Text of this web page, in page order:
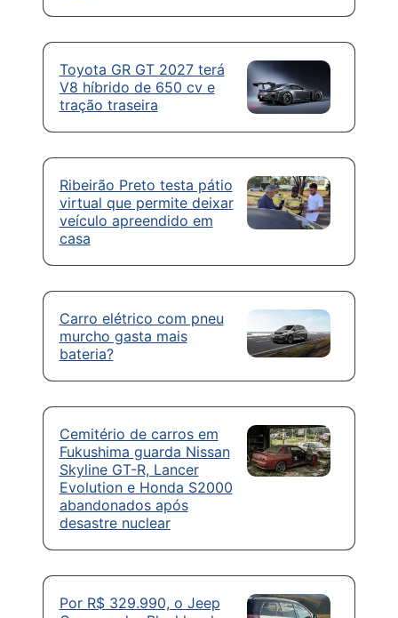
Toyota GR GT 2027 terá
V8 híbrido de 650 cv e
tração traseira
Ribeirão Preto testa pátio
virtual que permite deixar
veículo apreendido em
casa
Carro elétrico com pneu
murcho gasta mais
bateria?
Cemitério de carros em
Fukushima guarda Nissan
Skyline GT-R, Lancer
Evolution e Honda S2000
abandonados após
desastre nuclear
Por R$ 329.990, o Jeep